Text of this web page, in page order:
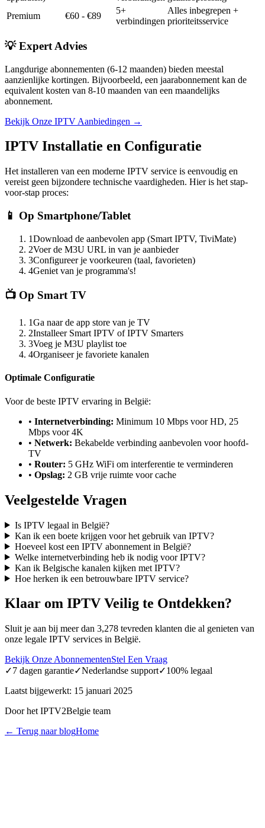
Premium
€60 - €89
5+
verbindingen
Alles inbegrepen +
prioriteitsservice
💡 Expert Advies
Langdurige abonnementen (6-12 maanden) bieden meestal
aanzienlijke kortingen. Bijvoorbeeld, een jaarabonnement kan de
equivalent kosten van 8-10 maanden van een maandelijks
abonnement.
Bekijk Onze IPTV Aanbiedingen →
IPTV Installatie en Configuratie
Het installeren van een moderne IPTV service is eenvoudig en
vereist geen bijzondere technische vaardigheden. Hier is het stap-
voor-stap proces:
📱 Op Smartphone/Tablet
1Download de aanbevolen app (Smart IPTV, TiviMate)
2Voer de M3U URL in van je aanbieder
3Configureer je voorkeuren (taal, favorieten)
4Geniet van je programma's!
📺 Op Smart TV
1Ga naar de app store van je TV
2Installeer Smart IPTV of IPTV Smarters
3Voeg je M3U playlist toe
4Organiseer je favoriete kanalen
Optimale Configuratie
Voor de beste IPTV ervaring in België:
• Internetverbinding: Minimum 10 Mbps voor HD, 25
Mbps voor 4K
• Netwerk: Bekabelde verbinding aanbevolen voor hoofd-
TV
• Router: 5 GHz WiFi om interferentie te verminderen
• Opslag: 2 GB vrije ruimte voor cache
Veelgestelde Vragen
Is IPTV legaal in België?
Kan ik een boete krijgen voor het gebruik van IPTV?
Hoeveel kost een IPTV abonnement in België?
Welke internetverbinding heb ik nodig voor IPTV?
Kan ik Belgische kanalen kijken met IPTV?
Hoe herken ik een betrouwbare IPTV service?
Klaar om IPTV Veilig te Ontdekken?
Sluit je aan bij meer dan 3,278 tevreden klanten die al genieten van
onze legale IPTV services in België.
Bekijk Onze AbonnementenStel Een Vraag
✓7 dagen garantie✓Nederlandse support✓100% legaal
Laatst bijgewerkt: 15 januari 2025
Door het IPTV2Belgie team
← Terug naar blogHome